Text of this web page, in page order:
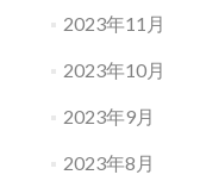
2023年11月
2023年10月
2023年9月
2023年8月